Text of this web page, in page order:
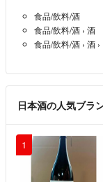
食品/飲料/酒
食品/飲料/酒 › 酒
食品/飲料/酒 › 酒 ›
日本酒の人気ブラ
1